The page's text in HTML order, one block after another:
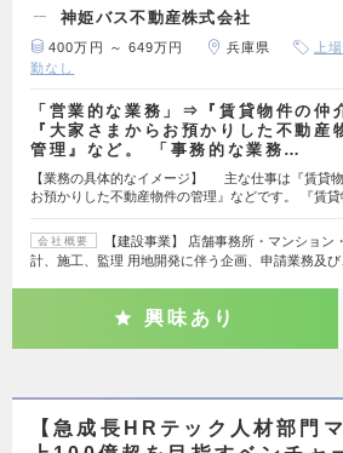
神姫バス不動産株式会社
400万円 ～ 649万円 兵庫県 上
勤なし
「営業的な業務」⇒『賃貸物件の仲
『大家さまからお預かりした不動産
管理』など。 「事務的な業務…
【業務の具体的なイメージ】 主な仕事は『賃貸
お預かりした不動産物件の管理』などです。 『賃貸
会社概要
【建設事業】 店舗事務所・マンショ
計、施工、監理 用地開発に伴う企画、申請業務及
興味あり
【急成長HRテック人材部門